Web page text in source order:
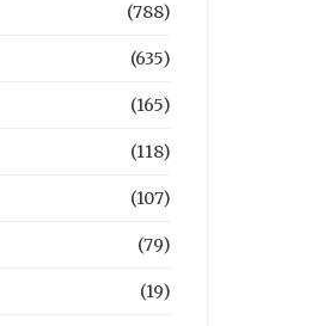
(788)
(635)
(165)
(118)
(107)
(79)
(19)